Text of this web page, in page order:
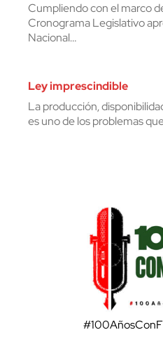
Cumpliendo con el marco
Cronograma Legislativo
Nacional…
Ley imprescindible
La producción,
es uno de los problemas